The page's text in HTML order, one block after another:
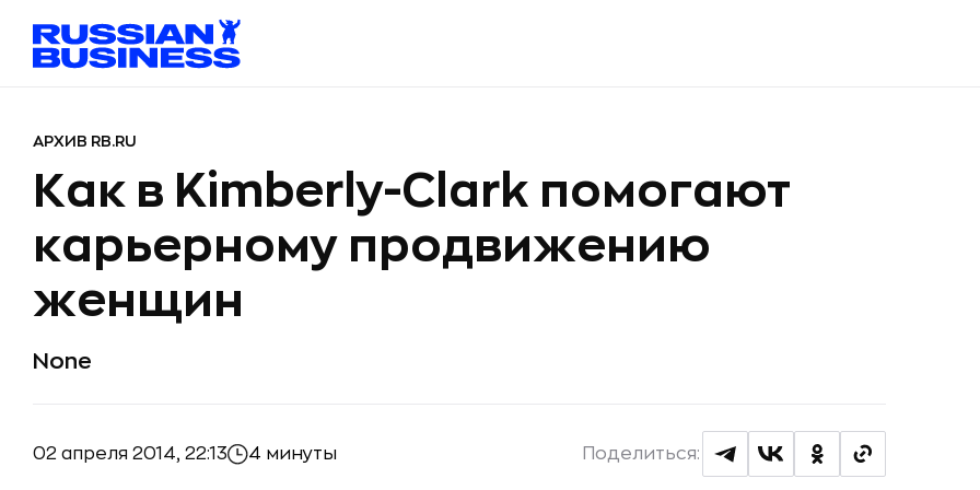
АРХИВ RB.RU
Как в Kimberly-Clark помогают
карьерному продвижению
женщин
None
02 апреля 2014, 22:13 4 минуты Поделиться: